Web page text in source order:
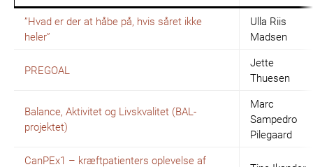
”Hvad er der at håbe på, hvis såret ikke
heler”
Ulla Riis
Madsen
PREGOAL
Jette
Thuesen
Balance, Aktivitet og Livskvalitet (BAL-
projektet)
Marc
Sampedro
Pilegaard
CanPEx1 – kræftpatienters oplevelse af